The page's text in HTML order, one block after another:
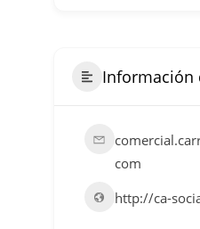
Información
com
http://ca-